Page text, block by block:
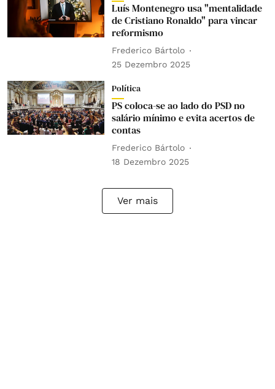
Luís Montenegro usa "mentalidade
de Cristiano Ronaldo" para vincar
reformismo
Frederico Bártolo
25 Dezembro 2025
Política
PS coloca-se ao lado do PSD no
salário mínimo e evita acertos de
contas
Frederico Bártolo
18 Dezembro 2025
Ver mais